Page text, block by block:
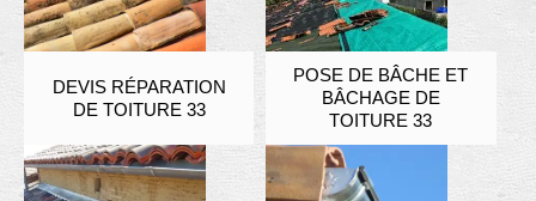
DEVIS RÉPARATION
DE TOITURE 33
POSE DE BÂCHE ET
BÂCHAGE DE
TOITURE 33